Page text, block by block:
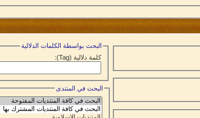
البحث بواسطة الكلمات الدلالية
كلمة دلالية (Tag):
البحث في المنتدى